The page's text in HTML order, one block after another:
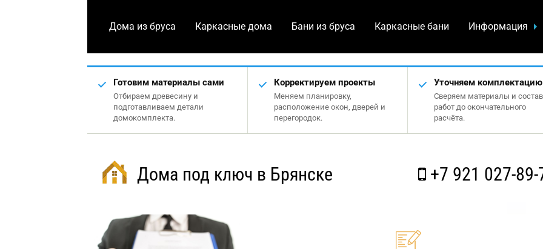
Дома из бруса Каркасные дома Бани из бруса Каркасные бани Информация
Готовим материалы сами
Отбираем древесину и
подготавливаем детали
домокомплекта.
Корректируем проекты
Меняем планировку,
расположение окон, дверей и
перегородок.
Уточняем комплектацию
Сверяем материалы и состав
работ до окончательного
расчёта.
Дома под ключ в Брянске +7 921 027-89-